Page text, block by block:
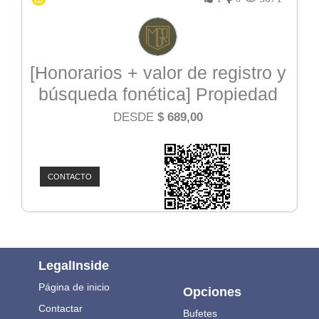
[Honorarios + valor de registro y
búsqueda fonética] Propiedad
Intelectual
DESDE $ 689,00
CONTACTO
LegalInside
Página de inicio
Contactar
Opciones
Bufetes